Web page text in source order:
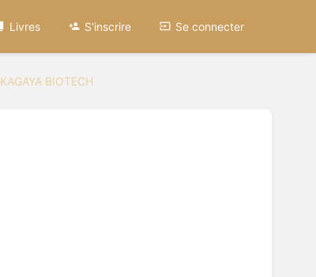
Livres S'inscrire Se connecter
KAGAYA BIOTECH